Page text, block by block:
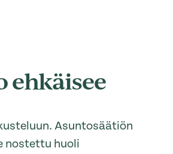
Asuntosäätiön
nostettu huoli